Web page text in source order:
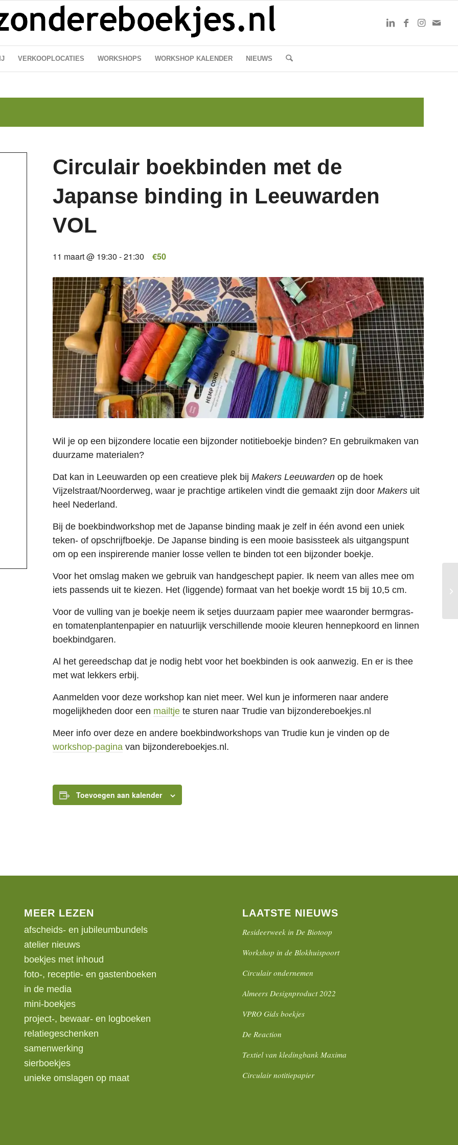
VERKOOPLOCATIES WORKSHOPS WORKSHOP KALENDER NIEUWS
Circulair boekbinden met de
Japanse binding in Leeuwarden
VOL
11 maart @ 19:30 -21:30 €50
Wil je op een bijzondere locatie een bijzonder notitieboekje binden? En gebruikmaken van
duurzame materialen?
Dat kan in Leeuwarden op een creatieve plek bij Makers Leeuwarden op de hoek
Vijzelstraat/Noorderweg, waar je prachtige artikelen vindt die gemaakt zijn door Makers uit
heel Nederland.
Bij de boekbindworkshop met de Japanse binding maak je zelf in één avond een uniek
teken- of opschrijfboekje. De Japanse binding is een mooie basissteek als uitgangspunt
om op een inspirerende manier losse vellen te binden tot een bijzonder boekje.
Voor het omslag maken we gebruik van handgeschept papier. Ik neem van alles mee om
iets passends uit te kiezen. Het (liggende) formaat van het boekje wordt 15 bij 10,5 cm.
Voor de vulling van je boekje neem ik setjes duurzaam papier mee waaronder bermgras-
en tomatenplantenpapier en natuurlijk verschillende mooie kleuren hennepkoord en linnen
boekbindgaren.
Al het gereedschap dat je nodig hebt voor het boekbinden is ook aanwezig. En er is thee
met wat lekkers erbij.
Aanmelden voor deze workshop kan niet meer. Wel kun je informeren naar andere
mogelijkheden door een mailtje te sturen naar Trudie van bijzondereboekjes.nl
Meer info over deze en andere boekbindworkshops van Trudie kun je vinden op de
workshop-pagina van bijzondereboekjes.nl.
Toevoegen aan kalender
MEER LEZEN
afscheids- en jubileumbundels
atelier nieuws
boekjes met inhoud
foto-, receptie- en gastenboeken
in de media
mini-boekjes
project-, bewaar- en logboeken
relatiegeschenken
samenwerking
sierboekjes
unieke omslagen op maat
LAATSTE NIEUWS
Resideerweek in De Biotoop
Workshop in de Blokhuispoort
Circulair ondernemen
Almeers Designproduct 2022
VPRO Gids boekjes
De Reaction
Textiel van kledingbank Maxima
Circulair notitiepapier